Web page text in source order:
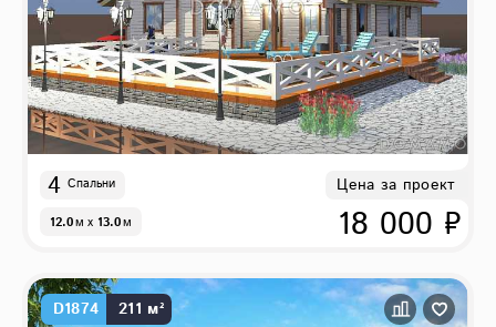
4 Спальни
12.0м x 13.0м
Цена за проект
18 000 ₽
D1874 211 м²